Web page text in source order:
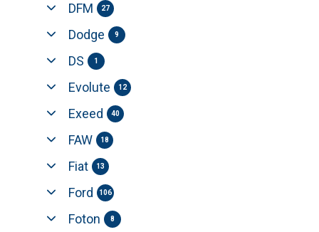
DFM 27
Dodge 9
DS 1
Evolute 12
Exeed 40
FAW 18
Fiat 13
Ford 106
Foton 8